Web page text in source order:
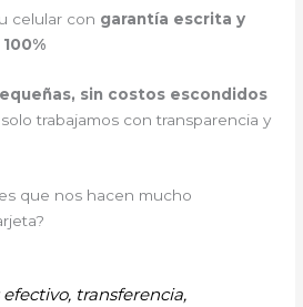
celular con garantía escrita y
sin costos escondidos
solo trabajamos con transparencia y
que nos hacen mucho
transferencia,